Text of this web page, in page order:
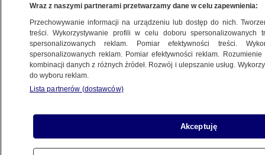
22.07.2015, 17:41
Udostępnij
Wraz z naszymi partnerami przetwarzamy dane w celu zapewnienia:
Przechowywanie informacji na urządzeniu lub dostęp do nich.
treści. Wykorzystywanie profili w celu doboru spersonalizowanych
spersonalizowanych reklam. Pomiar efektywności treści.
spersonalizowanych reklam. Pomiar efektywności reklam.
kombinacji danych z różnych źródeł. Rozwój i ulepszanie usług.
do wyboru reklam.
Lista partnerów (dostawców)
Akceptuję